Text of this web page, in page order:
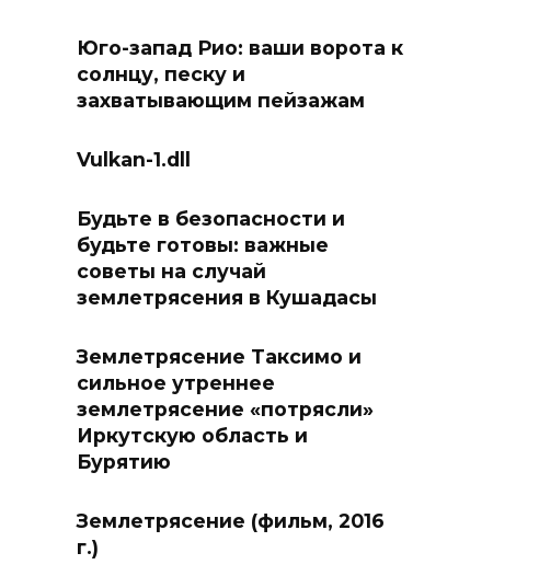
Юго-запад Рио: ваши ворота к
солнцу, песку и
захватывающим пейзажам
Vulkan-1.dll
Будьте в безопасности и
будьте готовы: важные
советы на случай
землетрясения в Кушадасы
Землетрясение Таксимо и
сильное утреннее
землетрясение «потрясли»
Иркутскую область и
Бурятию
Землетрясение (фильм, 2016
г.)